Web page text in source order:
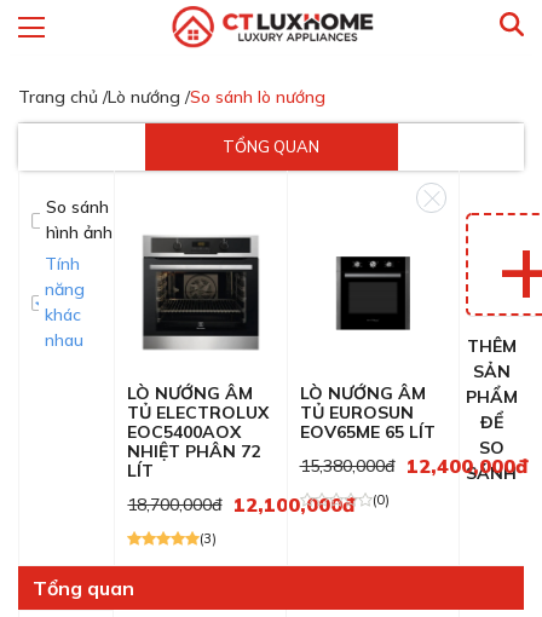
Trang chủ /Lò nướng /So sánh lò nướng
TỔNG QUAN
So sánh
hình ảnh
Tính
năng
khác
nhau
LÒ NƯỚNG ÂM
TỦ ELECTROLUX
EOC5400AOX
NHIỆT PHÂN 72
LÍT
18,700,000đ 12,100,000đ
(3)
LÒ NƯỚNG ÂM
TỦ EUROSUN
EOV65ME 65 LÍT
15,380,000đ
12,400,000đ
(0)
THÊM
SẢN
PHẨM
ĐỂ
SO
SÁNH
Tổng quan